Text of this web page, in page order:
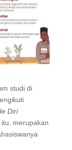
studi di
Diri
merupakan